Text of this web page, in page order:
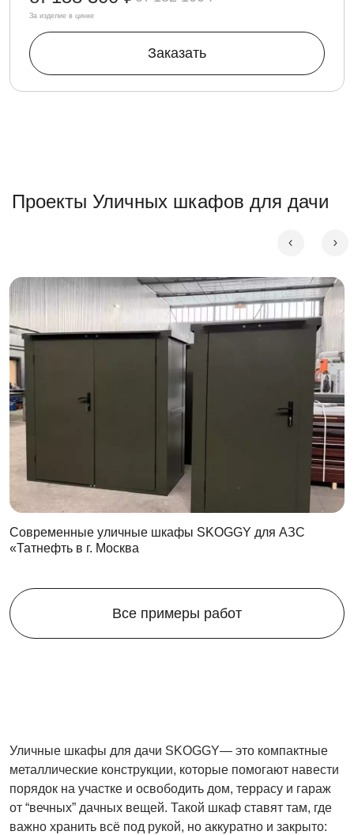
За изделие в цинке
Заказать
Проекты Уличных шкафов для дачи
Современные уличные шкафы SKOGGY для АЗС
«Татнефть в г. Москва
Все примеры работ
Уличные шкафы для дачи SKOGGY— это компактные
металлические конструкции, которые помогают навести
порядок на участке и освободить дом, террасу и гараж
от “вечных” дачных вещей. Такой шкаф ставят там, где
важно хранить всё под рукой, но аккуратно и закрыто: